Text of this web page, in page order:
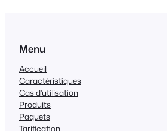
Menu
Accueil
Caractéristiques
Cas d'utilisation
Produits
Paquets
Tarification